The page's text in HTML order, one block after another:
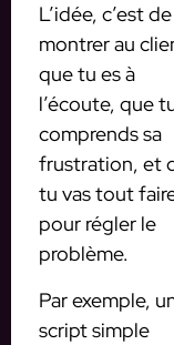
L’idée, c’est de
montrer au
que tu es à
l’écoute, que
comprends sa
frustration, et
tu vas tout
pour régler le
problème.
Par exemple,
script simple